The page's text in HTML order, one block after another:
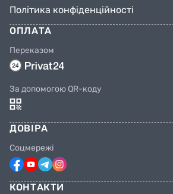
Політика конфіденційності
ОПЛАТА
Переказом
За допомогою QR-коду
ДОВІРА
Соцмережі
КОНТАКТИ